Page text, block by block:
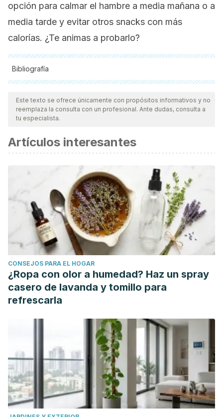
opción para calmar el hambre a media mañana o a
media tarde y evitar otros snacks con más
calorías. ¿Te animas a probarlo?
Bibliografía
Todas las fuentes citadas fueron revisadas a profundidad por
nuestro equipo, para asegurar su calidad, confiabilidad,
vigencia y validez.La bibliografía de este artículo fue
científica.
Arugula, R. (2018).United States Department of Agriculture;
https://fdc.nal.usda.gov
Cosme, F., Pinto, T., Aires, A., Morais, M.C., Bacelar, E.,
Anjos, R., Ferreira Cardoso, J., Oliveira, I., Vilela, A., &
Gonçalves, B. (2022). Red Fruits Composition and Their
Health Benefits-A Review.Foods (Basel, Switzerland), 11(5),
https://www.ncbi.nlm.nih.gov
Ginger Root, R. (2018).United States Department of
Agriculture; (USDA).https://fdc.nal.usda.gov
Mc Cartney, D. M., Rattray, M., Desbrow, B., Khalesi, S., &
Irwin, C. (2018). Smoothies: Exploring the attitudes, beliefs
Research in Nutrition and Food Science Journal,
https://www.foodandnutritionjournal.org
Stoker, D. Durward, C. (s/f). Smoothies—helpful or harmful?
Utah State University.
https://extension.usu.edu/
Yogurt, Greek, plain, lowfat. (2018). United States
Department of Agriculture; (USDA).
https://fdc.nal.usda.gov/fdc-app.html#/food-
Este texto se ofrece únicamente con propósitos informativos y no
reemplaza la consulta con un profesional. Ante dudas, consulta a
tu especialista.
Artículos interesantes
CONSEJOS PARA EL HOGAR
¿Ropa con olor a humedad? Haz un spray
casero de lavanda y tomillo para
refrescarla